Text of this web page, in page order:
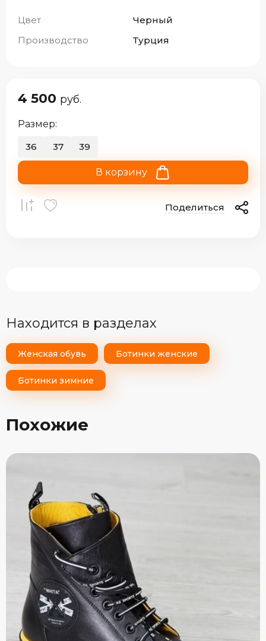
Цвет
Черный
Производство
Турция
4 500 руб.
Размер:
36
37 39
В корзину
Поделиться
Находится в разделах
Женская обувь Ботинки женские
Ботинки зимние
Похожие